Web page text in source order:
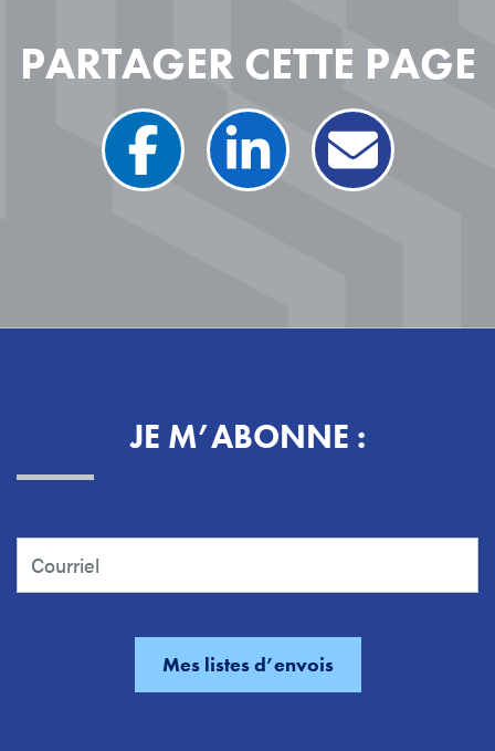
PARTAGER CETTE PAGE
JE M’ABONNE :